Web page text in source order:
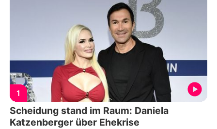
1
Scheidung stand im Raum: Daniela
Katzenberger über Ehekrise